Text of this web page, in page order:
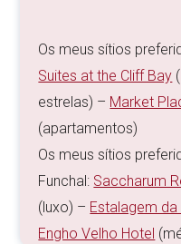
Os meus sítios
Suites at the Cliff Bay
estrelas) – Market
(apartamentos)
Os meus sítios
Funchal: Saccharum
(luxo) – Estalagem
Engho Velho Hotel